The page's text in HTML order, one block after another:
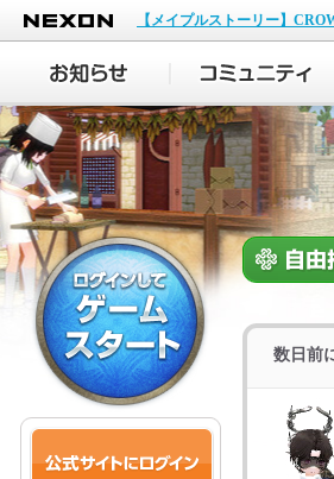
NEXON
【メイプルストーリー】
数日前